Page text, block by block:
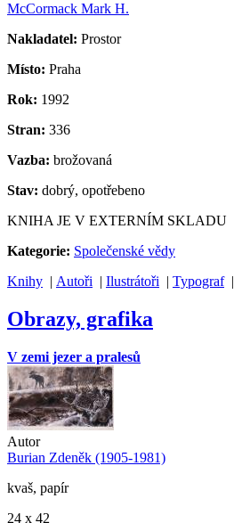
McCormack Mark H.
Nakladatel: Prostor
Místo: Praha
Rok: 1992
Stran: 336
Vazba: brožovaná
Stav: dobrý, opotřebeno
KNIHA JE V EXTERNÍM SKLADU
Kategorie: Společenské vědy
Knihy | Autoři | Ilustrátoři | Typograf|
Obrazy, grafika
V zemi jezer a pralesů
Autor
Burian Zdeněk (1905-1981)
kvaš, papír
24 x 42